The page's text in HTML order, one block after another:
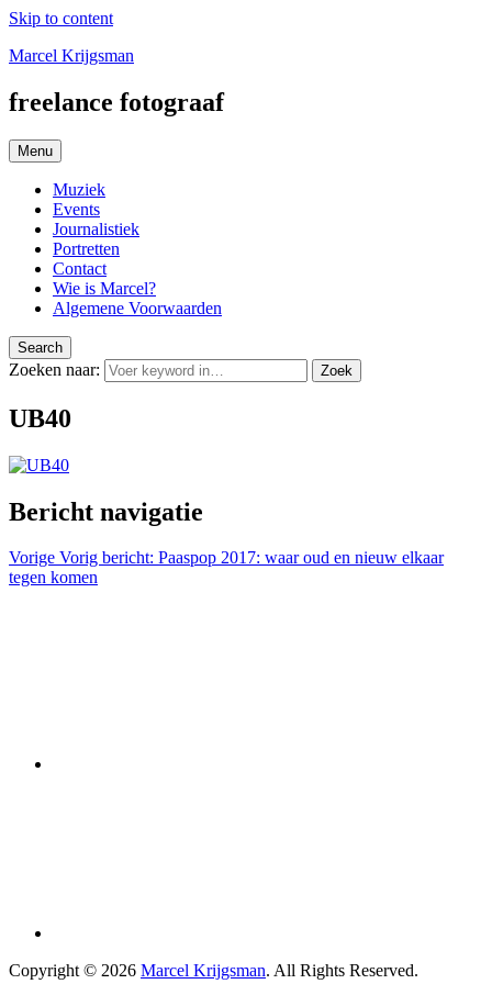
Skip to content
Marcel Krijgsman
freelance fotograaf
Menu
Muziek
Events
Journalistiek
Portretten
Contact
Wie is Marcel?
Algemene Voorwaarden
Search
Zoeken naar: Zoek
UB40
Bericht navigatie
Vorige Vorig bericht: Paaspop 2017: waar oud en nieuw elkaar
tegen komen
Copyright © 2026 Marcel Krijgsman. All Rights Reserved.